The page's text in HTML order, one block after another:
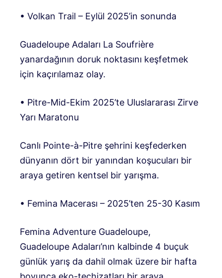
• Volkan Trail – Eylül 2025’in sonunda
Guadeloupe Adaları La Soufrière
yanardağının doruk noktasını keşfetmek
için kaçırılamaz olay.
• Pitre-Mid-Ekim 2025’te Uluslararası Zirve
Yarı Maratonu
Canlı Pointe-à-Pitre şehrini keşfederken
dünyanın dört bir yanından koşucuları bir
araya getiren kentsel bir yarışma.
• Femina Macerası – 2025’ten 25-30 Kasım
Femina Adventure Guadeloupe,
Guadeloupe Adaları’nın kalbinde 4 buçuk
günlük yarış da dahil olmak üzere bir hafta